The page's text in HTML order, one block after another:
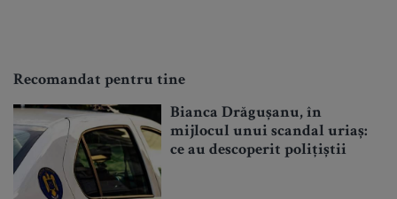
Recomandat pentru tine
Bianca Drăgușanu, în
mijlocul unui scandal uriaș:
ce au descoperit polițiștii